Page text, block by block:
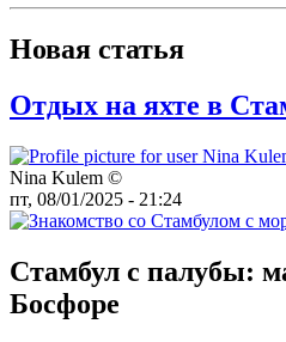
Новая статья
Отдых на яхте в
Nina Kulem ©️
пт, 08/01/2025 - 21:24
Стамбул с палубы:
Босфоре